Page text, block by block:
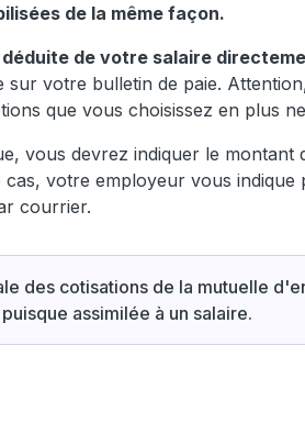
de la même façon.
de votre salaire
votre bulletin de paie.
que vous choisissez en plus
vous devrez indiquer le
cas, votre employeur vous indique
courrier.
des cotisations de la mutuelle
assimilée à un salaire.